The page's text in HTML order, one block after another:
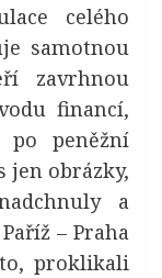
celého
samotnou
zavrhnou
financí,
peněžní
jen obrázky,
a
– Praha
proklikali